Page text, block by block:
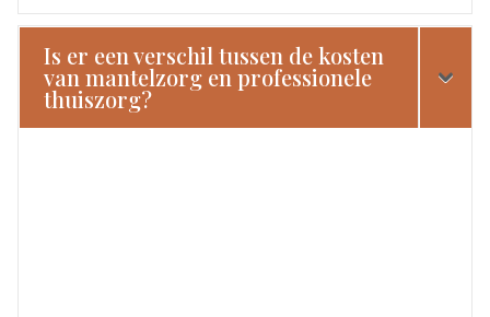
Is er een verschil tussen de kosten
van mantelzorg en professionele
thuiszorg?